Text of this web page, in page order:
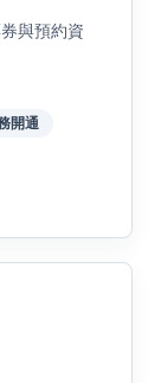
與預約資
開通